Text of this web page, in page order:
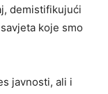
demistifikujući
koje smo
javnosti, ali i